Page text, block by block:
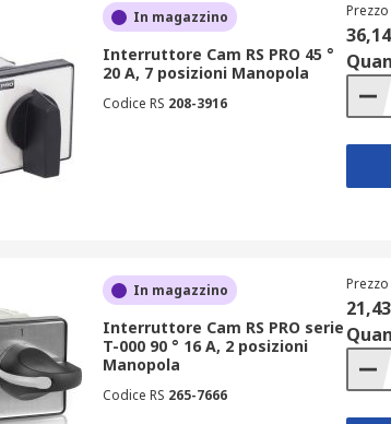
In magazzino
Interruttore Cam RS PRO 45 °
20 A, 7 posizioni Manopola
Codice RS 208-3916
In magazzino
Interruttore Cam RS PRO serie
T-000 90 ° 16 A, 2 posizioni
Manopola
Codice RS 265-7666